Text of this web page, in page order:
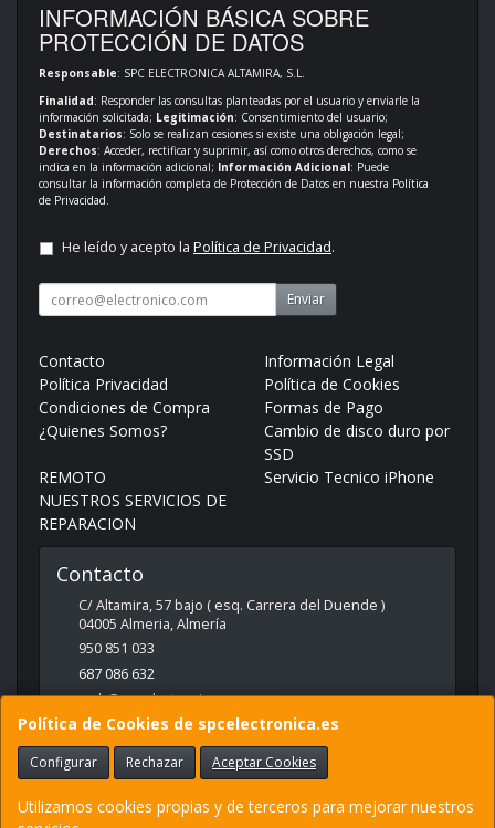
Política de Cookies de spcelectronica.es
Configurar Rechazar Aceptar Cookies
Utilizamos cookies propias y de terceros para mejorar nuestros
INFORMACIÓN BÁSICA SOBRE
PROTECCIÓN DE DATOS
Responsable: SPC ELECTRONICA ALTAMIRA, S.L.
Finalidad: Responder las consultas planteadas por el usuario y enviarle la
información solicitada; Legitimación: Consentimiento del usuario;
Destinatarios: Solo se realizan cesiones si existe una obligación legal;
Derechos: Acceder, rectificar y suprimir, así como otros derechos, como se
indica en la información adicional; Información Adicional: Puede
consultar la información completa de Protección de Datos en nuestra Política
de Privacidad.
He leído y acepto la Política de Privacidad.
Enviar
Contacto
Información Legal
Política Privacidad
Política de Cookies
Condiciones de Compra
Formas de Pago
¿Quienes Somos?
Cambio de disco duro por
SSD
REMOTO
Servicio Tecnico iPhone
NUESTROS SERVICIOS DE
REPARACION
Contacto
C/ Altamira, 57 bajo ( esq. Carrera del Duende )
04005 Almeria,Almería
950 851 033
687 086 632
web@spcelectronica.es
Horario
9:30 - 14:00 Y 17:00 - 21:00